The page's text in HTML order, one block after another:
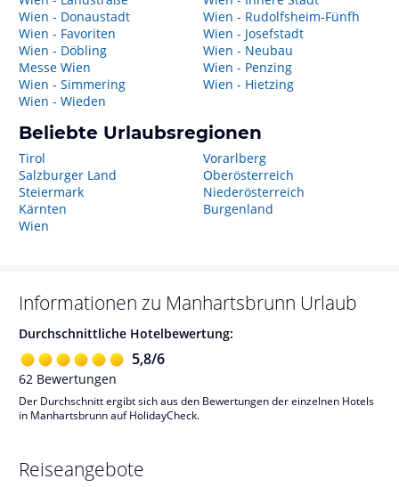
Wien - Donaustadt
Wien - Favoriten
Wien - Döbling
Messe Wien
Wien - Simmering
Wien - Wieden
Wien - Rudolfsheim-Fünfh
Wien - Josefstadt
Wien - Neubau
Wien - Penzing
Wien - Hietzing
Beliebte Urlaubsregionen
Tirol
Salzburger Land
Steiermark
Kärnten
Wien
Vorarlberg
Oberösterreich
Niederösterreich
Burgenland
Informationen zu Manhartsbrunn Urlaub
Durchschnittliche Hotelbewertung:
5,8/6
62 Bewertungen
Der Durchschnitt ergibt sich aus den Bewertungen der einzelnen Hotels
in Manhartsbrunn auf HolidayCheck.
Reiseangebote